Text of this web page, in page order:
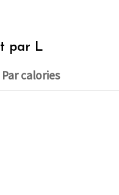
par L
Par calories